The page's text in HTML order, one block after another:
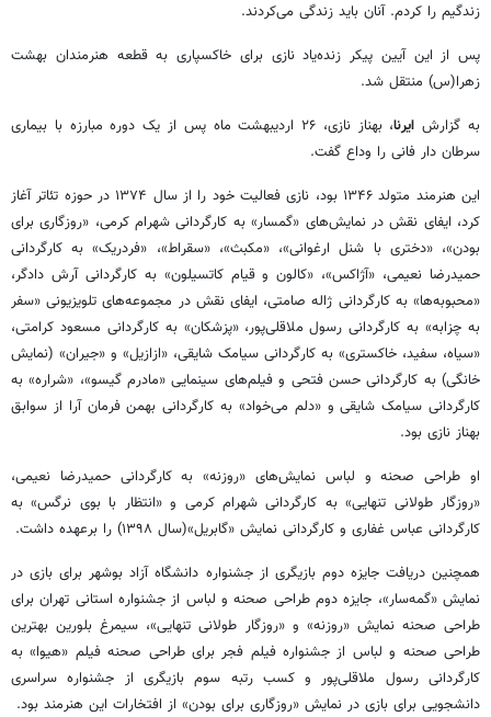
زندگیم را کردم. آنان‌ باید زندگی می‌کردند.
پس از این آیین پیکر زنده‌یاد نازی برای خاکسپاری به قطعه هنرمندان بهشت
زهرا(س) منتقل شد.
به گزارش ایرنا
، بهناز نازی، ۲۶ اردیبهشت ماه پس از یک دوره مبارزه با بیماری
سرطان دار فانی را وداع گفت.
این هنرمند متولد ۱۳۴۶ بود، نازی فعالیت خود را از سال ۱۳۷۴ در حوزه تئاتر آغاز
کرد، ایفای نقش در نمایش‌های «گمسار» به کارگردانی شهرام کرمی، «روزگاری برای
بودن»، «دختری با شنل ارغوانی»، «مکبث»، «سقراط»، «فردریک» به کارگردانی
حمیدرضا نعیمی، «آژاکس»، «کالون و قیام کاتسیلون» به کارگردانی آرش دادگر،
«محبوبه‌ها» به کارگردانی ژاله صامتی، ایفای نقش در مجموعه‌های تلویزیونی «سفر
به چزابه» به کارگردانی رسول ملاقلی‌پور، «پزشکان» به کارگردانی مسعود کرامتی،
«سیاه، سفید، خاکستری» به کارگردانی سیامک شایقی، «ازازیل» و «جیران» (نمایش
خانگی) به کارگردانی حسن فتحی و فیلم‌های سینمایی «مادرم گیسو»، «شراره» به
کارگردانی سیامک شایقی و «دلم می‌خواد» به کارگردانی بهمن فرمان آرا از سوابق
بهناز نازی بود.
او طراحی صحنه و لباس نمایش‌های «روزنه» به کارگردانی حمیدرضا نعیمی،
«روزگار طولانی تنهایی» به کارگردانی شهرام کرمی و «انتظار با بوی نرگس» به
کارگردانی عباس غفاری و کارگردانی نمایش «گابریل»(سال ۱۳۹۸) را برعهده داشت.
همچنین دریافت جایزه دوم بازیگری از جشنواره دانشگاه آزاد بوشهر برای بازی در
نمایش «گمه‌سار»، جایزه دوم طراحی صحنه و لباس از جشنواره استانی تهران برای
طراحی صحنه نمایش «روزنه» و «روزگار طولانی تنهایی»، سیمرغ بلورین بهترین
طراحی صحنه و لباس از جشنواره فیلم فجر برای طراحی صحنه فیلم «هیوا» به
کارگردانی رسول ملاقلی‌پور و کسب رتبه سوم بازیگری از جشنواره سراسری
دانشجویی برای بازی در نمایش «روزگاری برای بودن» از افتخارات این هنرمند بود.